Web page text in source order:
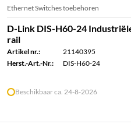
Ethernet Switches toebehoren
D-Link DIS-H60-24
rail
Artikel nr.:
21140395
Herst.-Art.-Nr.:
DIS-H60-24
Beschikbaar ca. 24-8-2026